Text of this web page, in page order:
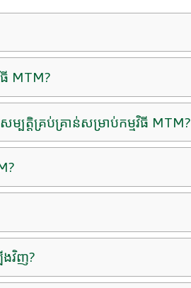
MTM?
ត្តិ​គ្រប់គ្រាន់​សម្រាប់​កម្មវិធី MTM?
ងវិញ?